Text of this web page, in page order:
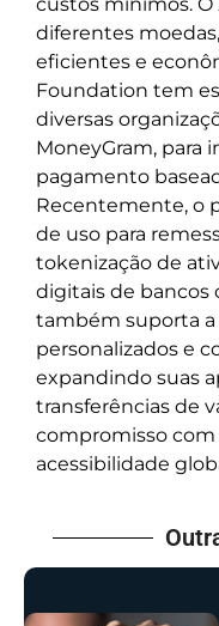
diferentes
eficientes e
Foundation tem
diversas
MoneyGram, para
pagamento
Recentemente, o
de uso para
tokenização de
digitais de bancos
também suporta
personalizados e
expandindo suas
transferências de
compromisso com
acessibilidade